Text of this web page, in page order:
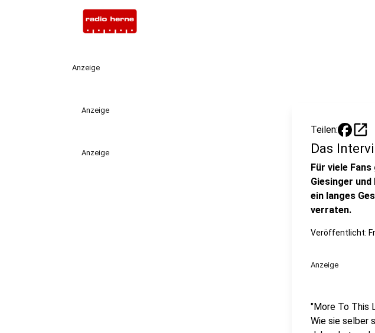
Anzeige
Anzeige
Anzeige
Teilen: open_in_new
Das
Für viele
Giesinger
ein langes
verraten.
Veröffentlicht:
Anzeige
"More To This
Wie sie selber